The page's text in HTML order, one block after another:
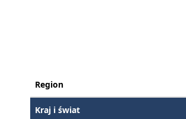
Region
Kraj i świat